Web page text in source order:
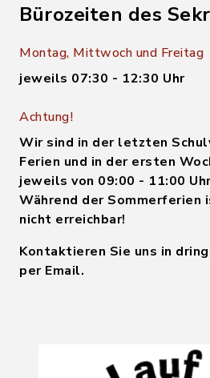
Bürozeiten des
Montag, Mittwoch und Freitag
jeweils 07:30 - 12:30 Uhr
Achtung!
Wir sind in der letzten
Ferien und in der ersten
jeweils von 09:00 - 11:00
Während der
nicht erreichbar!
Kontaktieren Sie uns in
per Email.